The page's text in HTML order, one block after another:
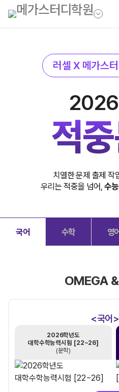
러셀 X 메가스
적
치열한 문제 출제 작
우리는 적중을 넘어,수
국어 수학 영어
OMEGA
<국어
2026학년도
대학수학능력시험 [22~26]
(문학)